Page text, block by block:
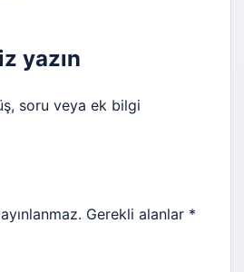
yazın
soru veya ek bilgi
Gerekli alanlar *